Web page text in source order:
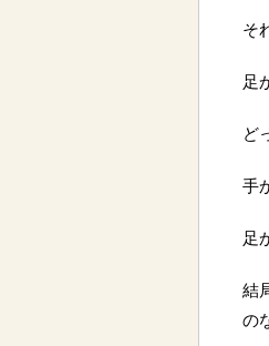
そ
足
ど
手
足
結
の